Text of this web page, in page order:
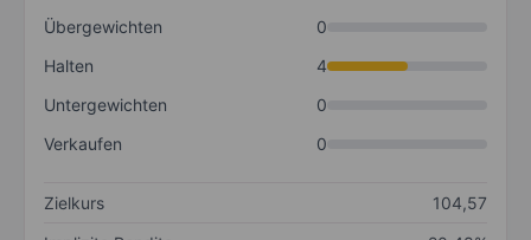
Übergewichten
0
Halten
4
Untergewichten
0
Verkaufen
0
Zielkurs
104,57